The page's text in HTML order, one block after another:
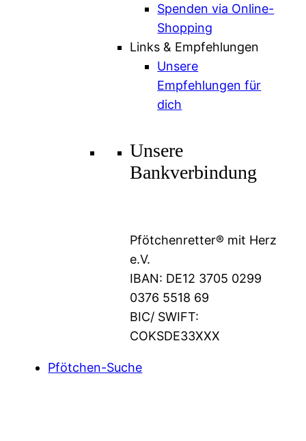
Spenden via Online-
Shopping
Links & Empfehlungen
Unsere
Empfehlungen für
dich
Unsere
Bankverbindung
Pfötchenretter® mit Herz
e.V.
IBAN: DE12 3705 0299
0376 5518 69
BIC/ SWIFT:
COKSDE33XXX
Pfötchen-Suche